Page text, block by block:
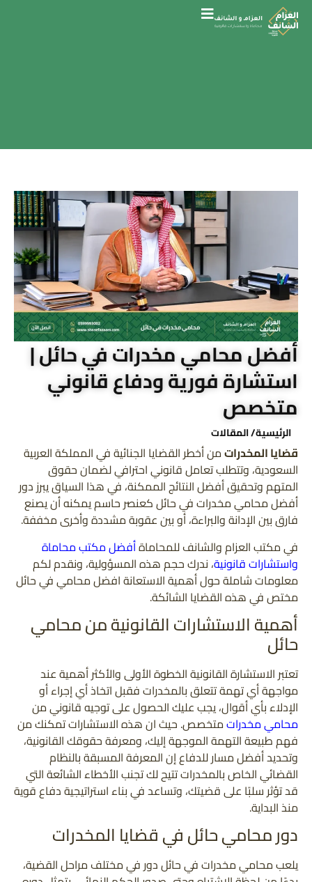
أفضل محامي مخدرات في حائل |
استشارة فورية ودفاع قانوني
متخصص
الرئيسية/ المقالات
قضايا المخدراتمن أخطر القضايا الجنائية في المملكة العربية
السعودية، وتتطلب تعامل قانوني احترافي لضمان حقوق
المتهم وتحقيق أفضل النتائج الممكنة، في هذا السياق يبرز دور
أفضل محامي مخدرات في حائل كعنصر حاسم يمكنه أن يصنع
فارق بين الإدانة والبراءة، أو بين عقوبة مشددة وأخرى مخففة.
في مكتب العزام والشانف للمحاماةأفضل مكتب محاماة
واستشارات قانونية، ندرك حجم هذه المسؤولية، ونقدم لكم
معلومات شاملة حول أهمية الاستعانة افضل محامي في حائل
مختص في هذه القضايا الشائكة.
أهمية الاستشارات القانونية من محامي
حائل
تعتبر الاستشارة القانونية الخطوة الأولى والأكثر أهمية عند
مواجهة أي تهمة تتعلق بالمخدرات فقبل اتخاذ أي إجراء أو
الإدلاء بأي أقوال، يجب عليك الحصول على توجيه قانوني من
محامي مخدراتمتخصص. حيث ان هذه الاستشارات تمكنك من
فهم طبيعة التهمة الموجهة إليك، ومعرفة حقوقك القانونية،
وتحديد أفضل مسار للدفاع إن المعرفة المسبقة بالنظام
القضائي الخاص بالمخدرات تتيح لك تجنب الأخطاء الشائعة التي
قد تؤثر سلبًا على قضيتك، وتساعد في بناء استراتيجية دفاع قوية
منذ البداية.
دور محامي حائل في قضايا المخدرات
يلعب محامي مخدرات في حائل دور في مختلف مراحل القضية،